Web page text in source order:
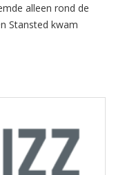
alleen rond de
Stansted kwam